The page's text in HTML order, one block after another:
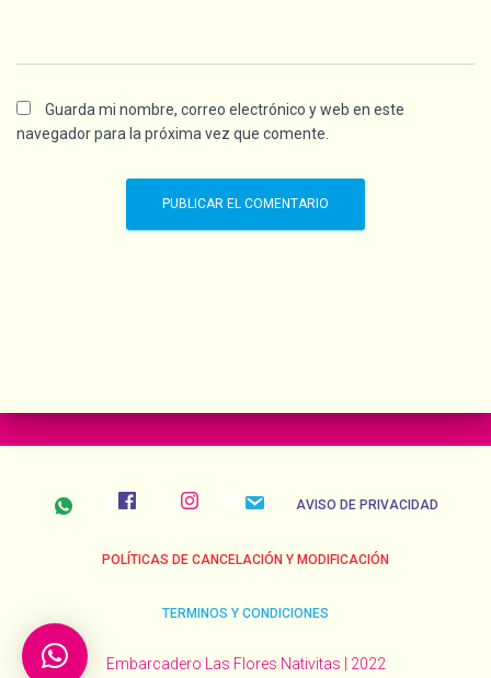
Guarda mi nombre, correo electrónico y web en este
navegador para la próxima vez que comente.
AVISO DE PRIVACIDAD
POLÍTICAS DE CANCELACIÓN Y MODIFICACIÓN
TERMINOS Y CONDICIONES
Embarcadero Las Flores Nativitas | 2022